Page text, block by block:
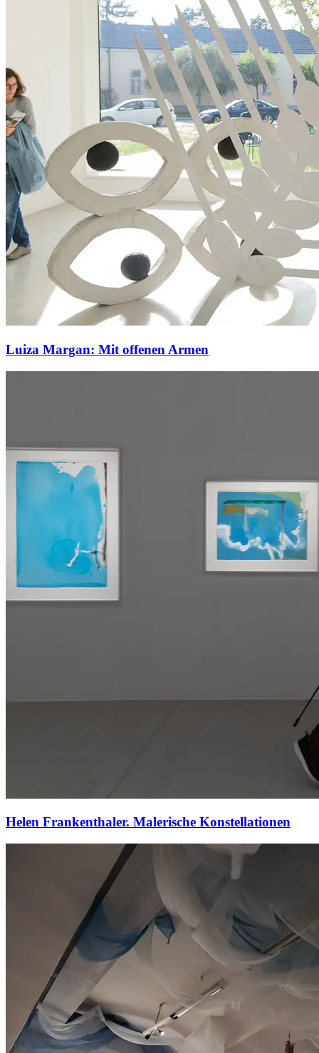
Luiza Margan: Mit offenen Armen
Helen Frankenthaler. Malerische Konstellationen